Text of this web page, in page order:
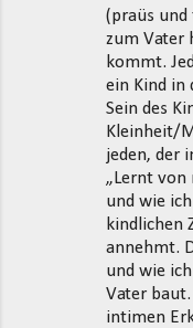
(praüs und
zum Vater
kommt.
ein Kind in
Sein des
Kleinheit/
jeden, der
„Lernt
und wie
kindlichen
annehmt.
und wie
Vater
intimen